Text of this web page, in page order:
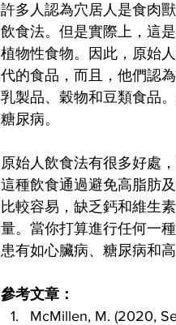
許多人認為穴居人是食肉
飲食法。但是實際上，這
植物性食物。因此，原始
代的食品，而且，他們認
乳製品、穀物和豆類食品
糖尿病。
原始人飲食法有很多好處
這種飲食通過避免高脂肪
比較容易，缺乏鈣和維生
量。當你打算進行任何一
患有如心臟病、糖尿病和
參考文章：
McMillen, M. (2020,